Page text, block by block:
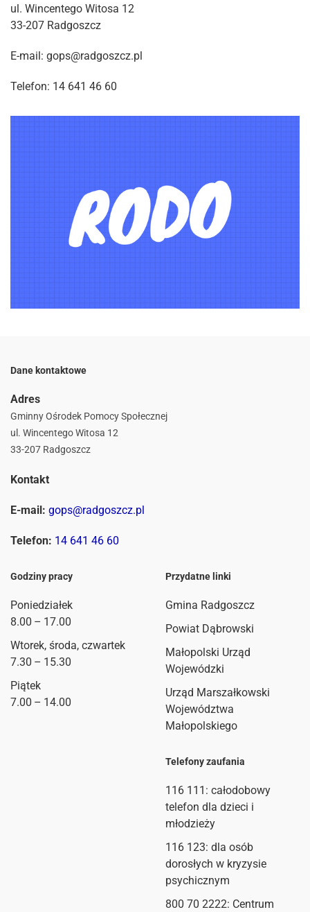
ul. Wincentego Witosa 12
33-207 Radgoszcz
E-mail: gops@radgoszcz.pl
Telefon: 14 641 46 60
Dane kontaktowe
Adres
Gminny Ośrodek Pomocy Społecznej
ul. Wincentego Witosa 12
33-207 Radgoszcz
Kontakt
E-mail: gops@radgoszcz.pl
Telefon: 14 641 46 60
Godziny pracy
Poniedziałek
8.00 – 17.00
Wtorek, środa, czwartek
7.30 – 15.30
Piątek
7.00 – 14.00
Przydatne linki
Gmina Radgoszcz
Powiat Dąbrowski
Małopolski Urząd
Wojewódzki
Urząd Marszałkowski
Województwa
Małopolskiego
Telefony zaufania
116 111 : całodobowy
telefon dla dzieci i
młodzieży
116 123: dla osób
dorosłych w kryzysie
psychicznym
800 70 2222: Centrum